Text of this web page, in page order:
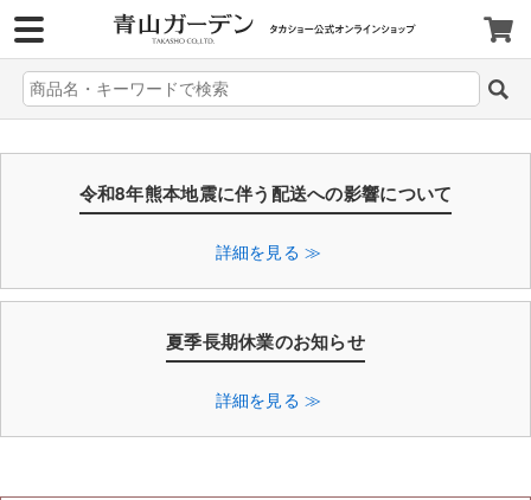
令和8年熊本地震に伴う配送への影響について
詳細を見る ≫
夏季長期休業のお知らせ
詳細を見る ≫